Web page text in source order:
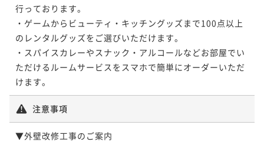
行っております。
・ゲームからビューティ・キッチングッズまで100点以上
のレンタルグッズをご選びいただけます。
・スパイスカレーやスナック・アルコールなどお部屋でい
ただけるルームサービスをスマホで簡単にオーダーいただ
注意事項
▼外壁改修工事のご案内